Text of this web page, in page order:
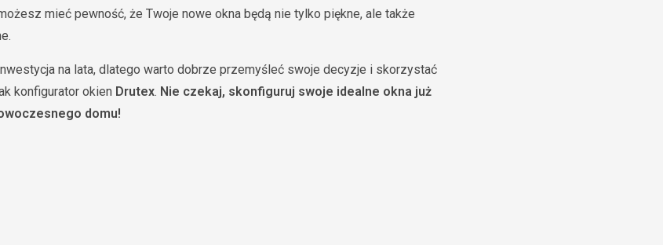
mieć pewność, że Twoje nowe okna będą nie tylko piękne, ale także
na lata, dlatego warto dobrze przemyśleć swoje decyzje i skorzystać
konfigurator okien Drutex. Nie czekaj, skonfiguruj swoje idealne okna już
domu!